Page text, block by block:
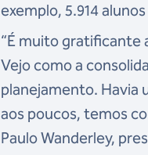
exemplo, 5.914
“É muito gratificante
Vejo como a
planejamento. Havia
aos poucos, temos
Paulo Wanderley,